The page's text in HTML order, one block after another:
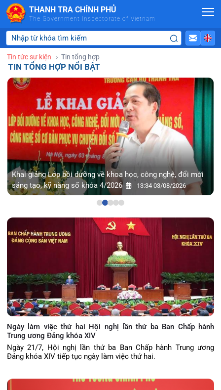
Skip to Main Content
THANH TRA CHÍNH PHỦ
The Government Inspectorate of Vietnam
Tin tức sự kiện Tin tổng hợp
TIN TỔNG HỢP NỔI BẬT
Khai giảng Lớp bồi dưỡng về khoa học, công nghệ, đổi mới
sáng tạo, kỹ năng số khóa 4/2026
13:34 03/08/2026
Ngày làm việc thứ hai Hội nghị lần thứ ba Ban Chấp hành
Trung ương Đảng khóa XIV
Ngày 21/7, Hội nghị lần thứ ba Ban Chấp hành Trung ương
Đảng khóa XIV tiếp tục ngày làm việc thứ hai.